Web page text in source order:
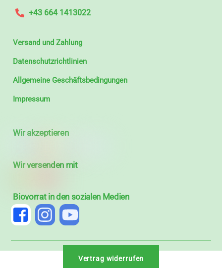
+43 664 1413022
Versand und Zahlung
Datenschutzrichtlinien
Allgemeine Geschäftsbedingungen
Impressum
Wir akzeptieren
Wir versenden mit
Biovorrat in den sozialen Medien
Vertrag widerrufen